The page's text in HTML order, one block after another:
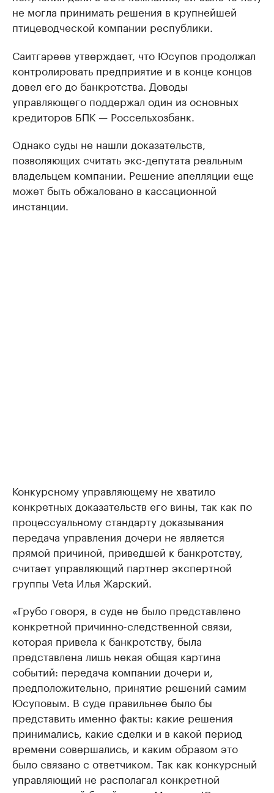
не могла принимать решения в крупнейшей
птицеводческой компании республики.
Саитгареев утверждает, что Юсупов продолжал
контролировать предприятие и в конце концов
довел его до банкротства. Доводы
управляющего поддержал один из основных
кредиторов БПК — Россельхозбанк.
Однако суды не нашли доказательств,
позволяющих считать экс-депутата реальным
владельцем компании. Решение апелляции еще
может быть обжаловано в кассационной
инстанции.
Конкурсному управляющему не хватило
конкретных доказательств его вины, так как по
процессуальному стандарту доказывания
передача управления дочери не является
прямой причиной, приведшей к банкротству,
считает управляющий партнер экспертной
группы Veta Илья Жарский.
«Грубо говоря, в суде не было представлено
конкретной причинно-следственной связи,
которая привела к банкротству, была
представлена лишь некая общая картина
событий: передача компании дочери и,
предположительно, принятие решений самим
Юсуповым. В суде правильнее было бы
представить именно факты: какие решения
принимались, какие сделки и в какой период
времени совершались, и каким образом это
было связано с ответчиком. Так как конкурсный
управляющий не располагал конкретной